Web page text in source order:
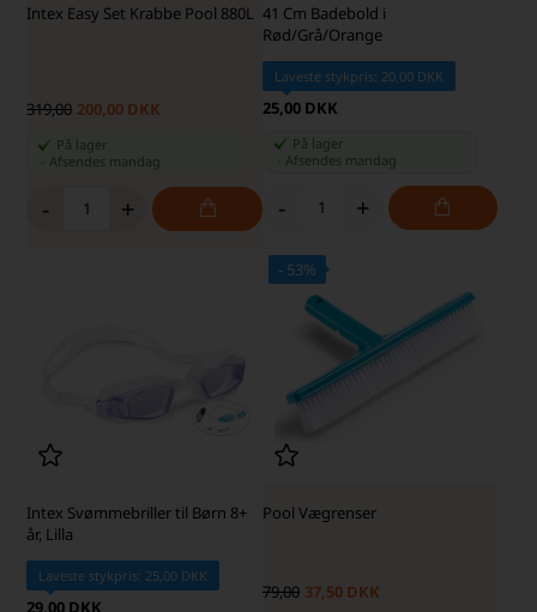
Intex Easy Set Krabbe Pool 880L
319,00 200,00 DKK
På lager
Afsendes mandag
- +
41 Cm Badebold i
Rød/Grå/Orange
Laveste stykpris: 20,00 DKK
25,00 DKK
På lager
Afsendes mandag
- +
Intex Svømmebriller til Børn 8+
år, Lilla
Laveste stykpris: 25,00 DKK
29,00 DKK
- 53%
Pool Vægrenser
79,00 37,50 DKK